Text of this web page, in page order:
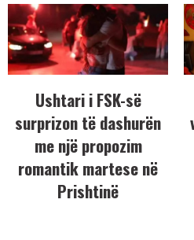
Ushtari i FSK-së
surprizon të dashurën
me një propozim
romantik martese në
Prishtinë